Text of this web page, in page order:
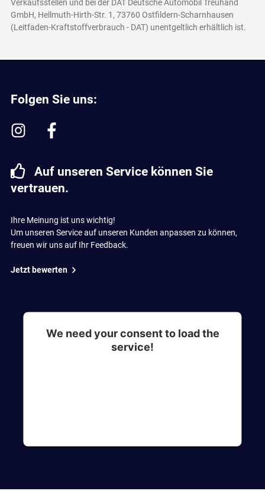
Verkaufsstellen und bei der DAT Deutsche Automobil Treuhand
GmbH, Hellmuth-Hirth-Str. 1, 73760 Ostfildern-Scharnhausen
(Leitfaden-Kraftstoffverbrauch - DAT) unentgeltlich erhältlich ist.
Folgen Sie uns:
Auf unseren Service können Sie
vertrauen.
Ihre Meinung ist uns wichtig!
Um unseren Service auf unseren Kunden anpassen zu können,
freuen wir uns auf Ihr Feedback.
Jetzt bewerten
We need your consent to load the
service!